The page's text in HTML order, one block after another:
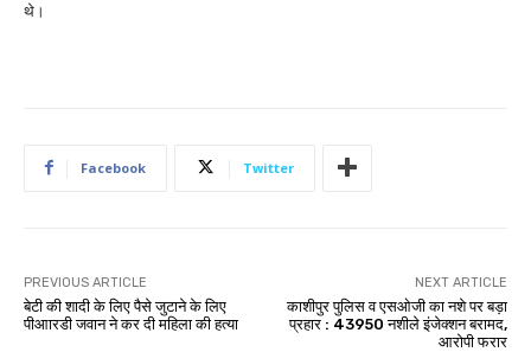
थे।
Facebook Twitter
PREVIOUS ARTICLE
बेटी की शादी के लिए पैसे जुटाने के लिए
पीआारडी जवान ने कर दी महिला की हत्या
NEXT ARTICLE
काशीपुर पुलिस व एसओजी का नशे पर बड़ा
प्रहार : 43950 नशीले इंजेक्शन बरामद,
आरोपी फरार